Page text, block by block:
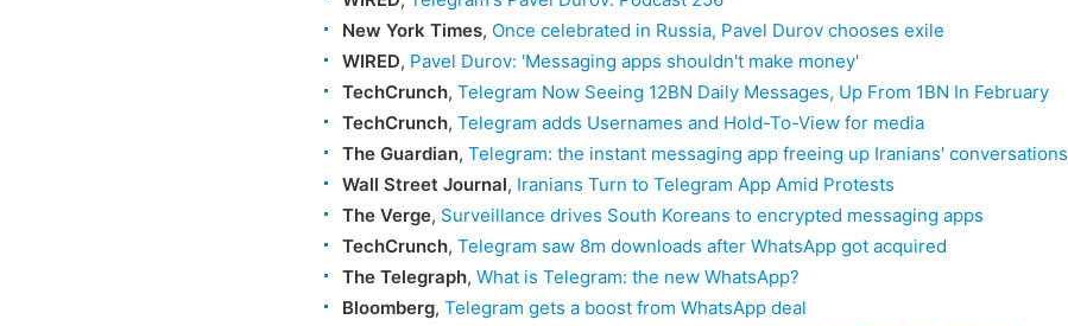
New York Times, Once celebrated in Russia, Pavel Durov chooses exile
WIRED, Pavel Durov: 'Messaging apps shouldn't make money'
TechCrunch, Telegram Now Seeing 12BN Daily Messages, Up From 1BN In February
TechCrunch, Telegram adds Usernames and Hold-To-View for media
The Guardian, Telegram: the instant messaging app freeing up Iranians' conversations
Wall Street Journal, Iranians Turn to Telegram App Amid Protests
The Verge, Surveillance drives South Koreans to encrypted messaging apps
TechCrunch, Telegram saw 8m downloads after WhatsApp got acquired
The Telegraph, What is Telegram: the new WhatsApp?
Bloomberg, Telegram gets a boost from WhatsApp deal